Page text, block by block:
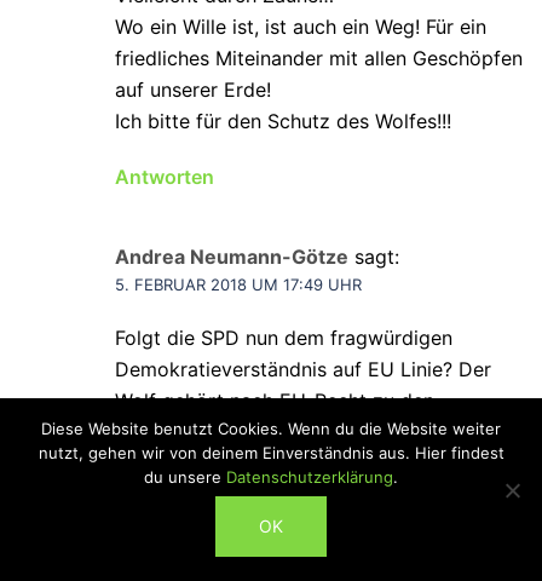
Wo ein Wille ist, ist auch ein Weg! Für ein
friedliches Miteinander mit allen Geschöpfen
auf unserer Erde!
Ich bitte für den Schutz des Wolfes!!!
Antworten
Andrea Neumann-Götze sagt:
5. FEBRUAR 2018 UM 17:49 UHR
Folgt die SPD nun dem fragwürdigen
Demokratieverständnis auf EU Linie? Der
Wolf gehört nach EU-Recht zu den
bedrohten Tierarten und ist geschützt. Das
ist ein Fakt, an dem es nicht zu rütteln gibt.
Die Abschüsse in Sachsen sind Unrecht,
zukünftige in Deutschland werden es sein.
SPD quo vadis???
Diese Website benutzt Cookies. Wenn du die Website weiter
nutzt, gehen wir von deinem Einverständnis aus. Hier findest
du unsere Datenschutzerklärung.
OK